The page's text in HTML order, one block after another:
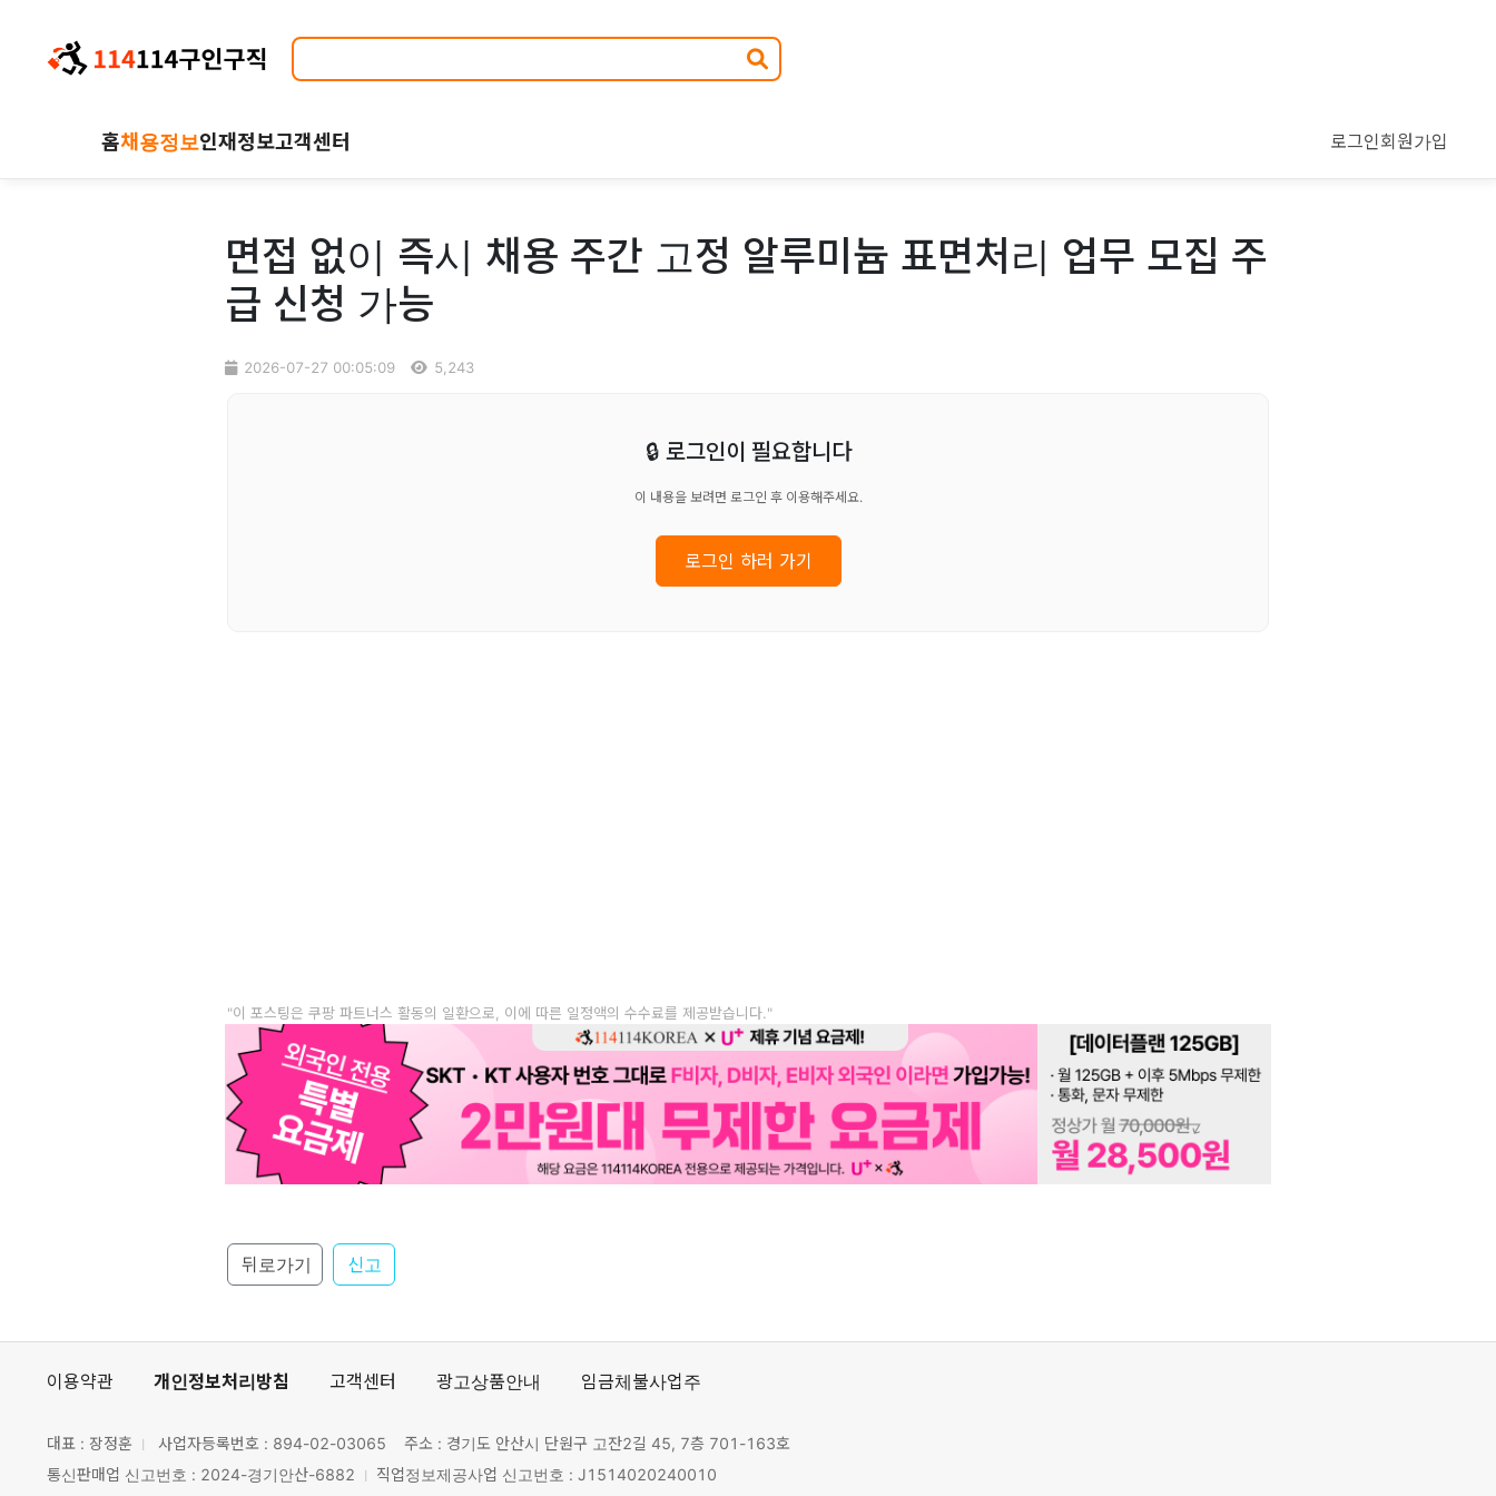
홈채용정보인재정보고객센터 로그인회원가입
면접 없이 즉시 채용 주간 고정 알루미늄 표면처리 업무 모집 주
급 신청 가능
2026-07-27 00:05:09 5,243
🔒 로그인이 필요합니다
이 내용을 보려면 로그인 후 이용해주세요.
로그인 하러 가기
"이 포스팅은 쿠팡 파트너스 활동의 일환으로, 이에 따른 일정액의 수수료를 제공받습니다."
뒤로가기 신고
이용약관 개인정보처리방침 고객센터 광고상품안내 임금체불사업주
대표 : 장정훈 사업자등록번호 : 894-02-03065
주소 : 경기도 안산시 단원구 고잔2길 45, 7층 701-163호
통신판매업 신고번호 : 2024-경기안산-6882
직업정보제공사업 신고번호 : J1514020240010